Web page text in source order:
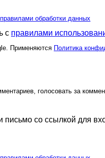
piona
yuli_a zezna
правилами обработки данных
с правилами
Применяются Политика
голосовать за
письмо со ссылкой для